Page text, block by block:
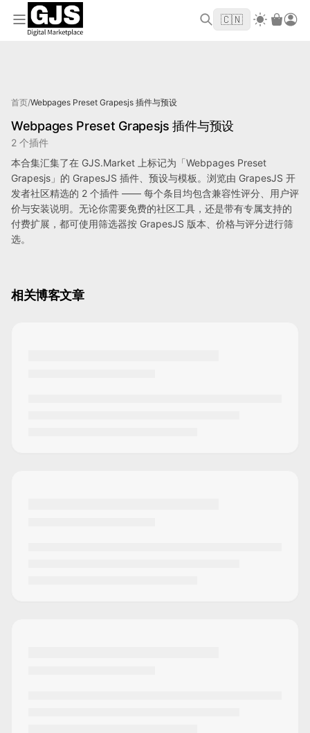
欢迎来到 GJS.MARKET！使用优惠码 WELCOME2026
首单立
🇨🇳
首页/Webpages Preset Grapesjs 插件与预设
Webpages Preset Grapesjs 插件与预设
2 个插件
本合集汇集了在 GJS.Market 上标记为「Webpages Preset
Grapesjs」的 GrapesJS 插件、预设与模板。浏览由 GrapesJS 开
发者社区精选的 2 个插件 —— 每个条目均包含兼容性评分、用户评
价与安装说明。无论你需要免费的社区工具，还是带有专属支持的
付费扩展，都可使用筛选器按 GrapesJS 版本、价格与评分进行筛
选。
相关博客文章